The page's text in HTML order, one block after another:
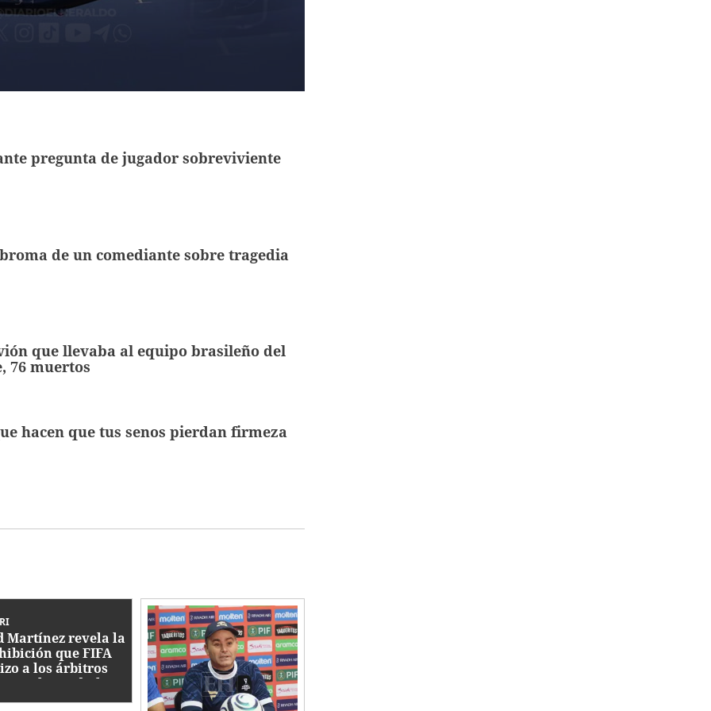
pregunta de jugador sobreviviente
de un comediante sobre tragedia
que llevaba al equipo brasileño del
76 muertos
hacen que tus senos pierdan firmeza
Martínez revela la
que FIFA
a los árbitros
el Mundial